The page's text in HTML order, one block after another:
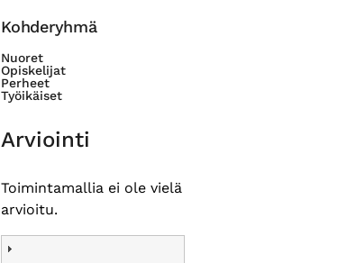
Kohderyhmä
Nuoret
Opiskelijat
Perheet
Työikäiset
Arviointi
Toimintamallia ei ole vielä
arvioitu.